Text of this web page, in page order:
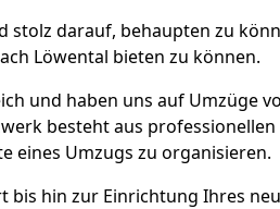
stolz darauf, behaupten zu
Löwental bieten zu können.
und haben uns auf Umzüge
besteht aus
eines Umzugs zu organisieren.
bis hin zur Einrichtung Ihres